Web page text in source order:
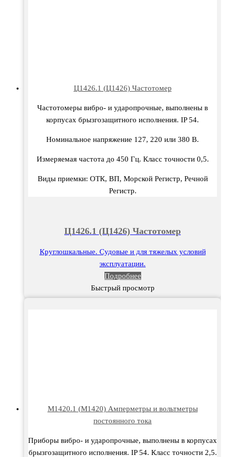
Ц1426.1 (Ц1426) Частотомер
Частотомеры вибро- и ударопрочные, выполнены в
корпусах брызгозащитного исполнения. IP 54.
Номинальное напряжение 127, 220 или 380 В.
Измеряемая частота до 450 Гц. Класс точности 0,5.
Виды приемки: ОТК, ВП, Морской Регистр, Речной
Регистр.
Ц1426.1 (Ц1426) Частотомер
Круглошкальные. Судовые и для тяжелых условий
эксплуатации.
Подробнее
Быстрый просмотр
М1420.1 (М1420) Амперметры и вольтметры
постоянного тока
Приборы вибро- и ударопрочные, выполнены в корпусах
брызгозащитного исполнения. IP 54. Класс точности 2,5.